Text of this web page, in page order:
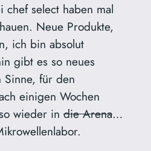
select haben mal
Neue Produkte,
ich bin absolut
gibt es so neues
Sinne, für den
einigen Wochen
wieder indie Arena…